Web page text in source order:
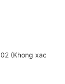
(Khong xac